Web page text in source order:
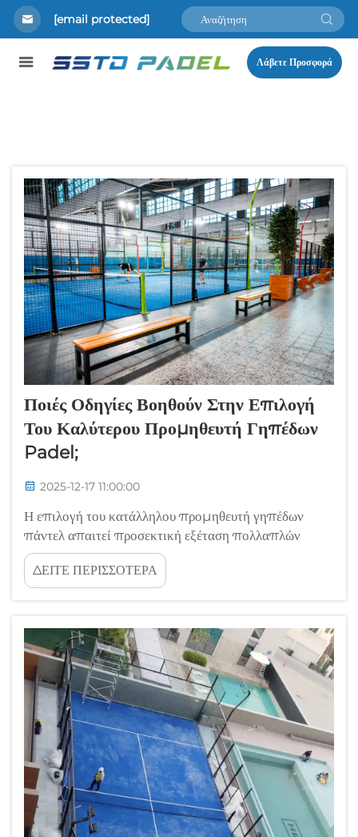
[email protected]
Λάβετε Προσφορά
Ποιές Οδηγίες Βοηθούν Στην Επιλογή
Του Καλύτερου Προμηθευτή Γηπέδων
Padel;
2025-12-17 11:00:00
Η επιλογή του κατάλληλου προμηθευτή γηπέδων
πάντελ απαιτεί προσεκτική εξέταση πολλαπλών
παραγόντων που επηρεάζουν άμεσα τη
μακροπρόθεσμη επιτυχία της επένδυσής σας. Η
αυξανόμενη δημοφιλία του πάντελ τένις έχει
επιλογή του κατάλληλου προμηθευτή...
ΔΕΙΤΕ ΠΕΡΙΣΣΟΤΕΡΑ